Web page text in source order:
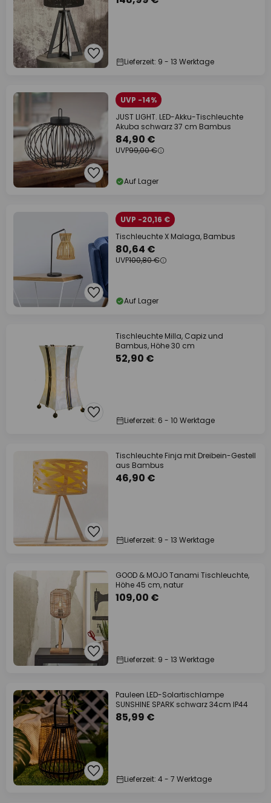
Lieferzeit: 9 - 13 Werktage
UVP -14%
JUST LIGHT. LED-Akku-Tischleuchte
Akuba schwarz 37 cm Bambus
84,90 €
UVP99,00 €
Auf Lager
UVP -20,16 €
Tischleuchte X Malaga, Bambus
80,64 €
UVP100,80 €
Auf Lager
Tischleuchte Milla, Capiz und
Bambus, Höhe 30 cm
52,90 €
Lieferzeit: 6 - 10 Werktage
Tischleuchte Finja mit Dreibein-Gestell
aus Bambus
46,90 €
Lieferzeit: 9 - 13 Werktage
GOOD & MOJO Tanami Tischleuchte,
Höhe 45 cm, natur
109,00 €
Lieferzeit: 9 - 13 Werktage
Pauleen LED-Solartischlampe
SUNSHINE SPARK schwarz 34cm IP44
85,99 €
Lieferzeit: 4 - 7 Werktage